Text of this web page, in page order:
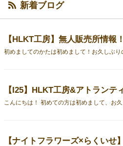
新着ブログ
【HLKT工房】無人販売所情報！